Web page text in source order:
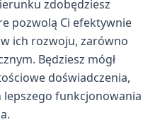
zdobędziesz
pozwolą Ci efektywnie
ich rozwoju, zarówno
Będziesz mógł
doświadczenia,
funkcjonowania